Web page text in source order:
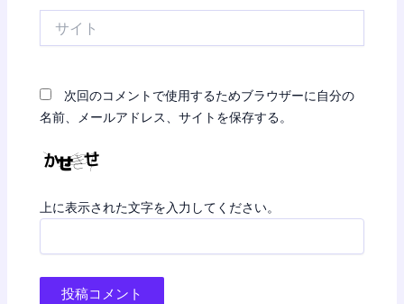
次回のコメントで使用するためブラウザーに自分の
名前、メールアドレス、サイトを保存する。
上に表示された文字を入力してください。